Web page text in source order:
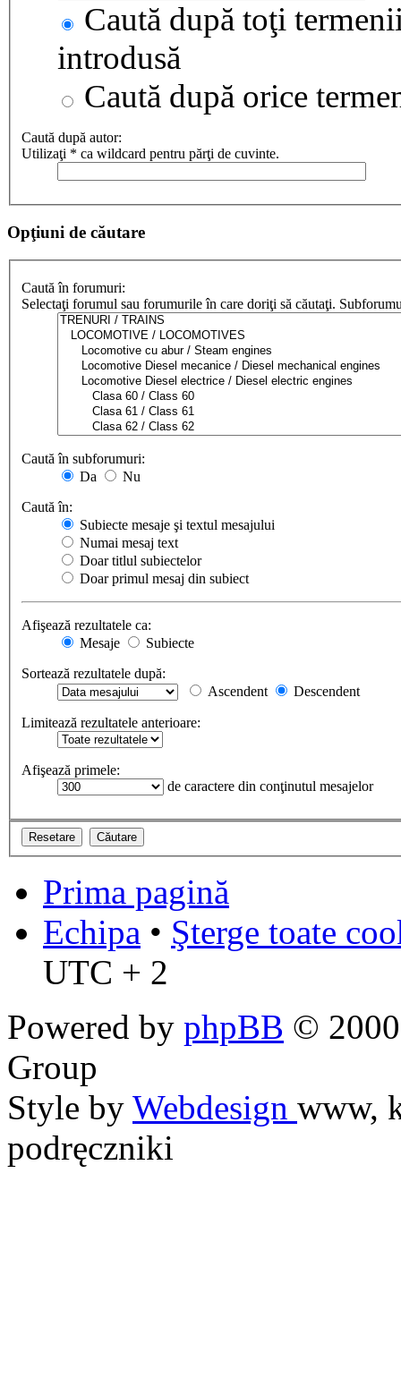
Caută după toţi
introdusă
Caută după orice
Caută după autor:
Utilizaţi * ca wildcard pentru părţi de cuvinte.
Opţiuni de căutare
Caută în forumuri:
Selectaţi forumul sau forumurile în care doriţi să căutaţi.
Caută în subforumuri:
Da
Nu
Caută în:
Subiecte mesaje şi textul mesajului
Numai mesaj text
Doar titlul subiectelor
Doar primul mesaj din subiect
Afişează rezultatele ca:
Mesaje
Subiecte
Sortează rezultatele după:
Ascendent
Descendent
Limitează rezultatele anterioare:
Afişează primele:
de caractere din conţinutul mesajelor
Prima pagină
Echipa • Şterge toate
UTC + 2
Powered by phpBB ©
Group
Style by Webdesign www,
podręczniki